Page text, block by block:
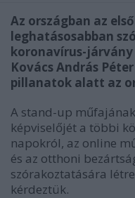
Az országban az
leghatásosabban
koronavírus-járvány
Kovács András
pillanatok alatt az
A stand-up
képviselőjét a többi
napokról, az online
és az otthoni
szórakoztatására
kérdeztük.